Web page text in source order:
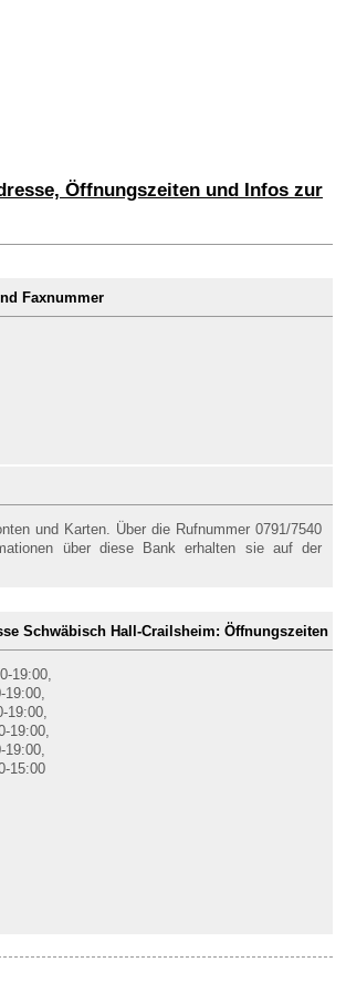
Öffnungszeiten und Infos zur
Faxnummer
und Karten. Über die Rufnummer 0791/7540
über diese Bank erhalten sie auf der
Schwäbisch Hall-Crailsheim: Öffnungszeiten
19:00,
19:00,
19:00,
19:00,
19:00,
15:00